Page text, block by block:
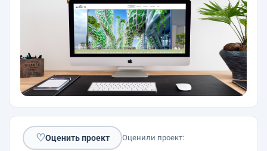
♡Оценить проект Оценили проект: